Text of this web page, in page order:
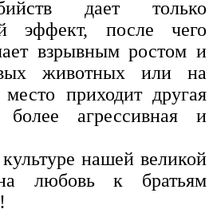
дает только
эффект, после чего
взрывным ростом и
животных или на
место приходит другая
более агрессивная и
нашей великой
любовь к братьям